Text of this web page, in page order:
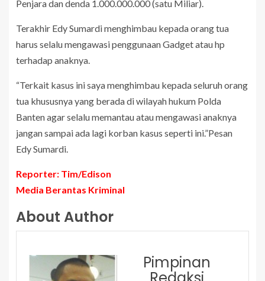
Penjara dan denda 1.000.000.000 (satu Miliar).
Terakhir Edy Sumardi menghimbau kepada orang tua
harus selalu mengawasi penggunaan Gadget atau hp
terhadap anaknya.
“Terkait kasus ini saya menghimbau kepada seluruh orang
tua khususnya yang berada di wilayah hukum Polda
Banten agar selalu memantau atau mengawasi anaknya
jangan sampai ada lagi korban kasus seperti ini.”Pesan
Edy Sumardi.
Reporter: Tim/Edison
Media Berantas Kriminal
About Author
Pimpinan